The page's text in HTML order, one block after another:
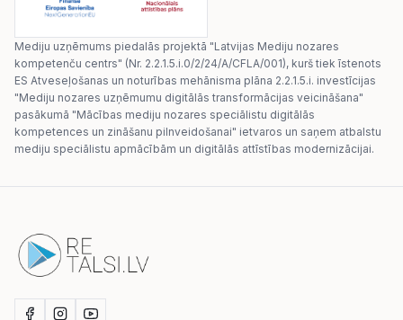
Mediju uzņēmums piedalās projektā "Latvijas Mediju nozares
kompetenču centrs" (Nr. 2.2.1.5.i.0/2/24/A/CFLA/001), kurš tiek īstenots
ES Atveseļošanas un noturības mehānisma plāna 2.2.1.5.i. investīcijas
"Mediju nozares uzņēmumu digitālās transformācijas veicināšana"
pasākumā "Mācības mediju nozares speciālistu digitālās
kompetences un zināšanu pilnveidošanai" ietvaros un saņem atbalstu
mediju speciālistu apmācībām un digitālās attīstības modernizācijai.